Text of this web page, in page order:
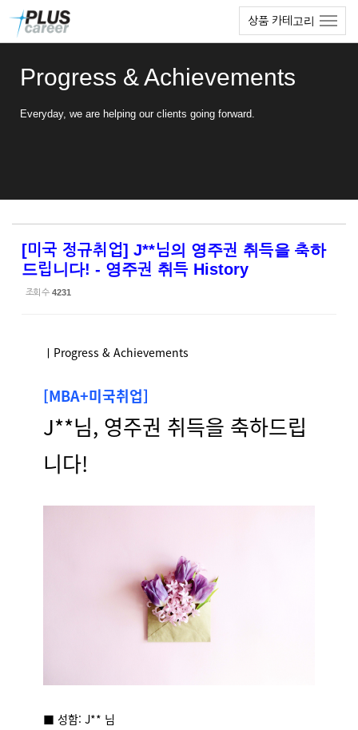
상품 카테고리
Progress & Achievements
Everyday, we are helping our clients going forward.
[미국 정규취업] J**님의 영주권 취득을 축하
드립니다! - 영주권 취득 History
조회 수 4231
ㅣProgress & Achievements
[MBA+미국취업]
J**님, 영주권 취득을 축하드립
니다!
■ 성함: J** 님